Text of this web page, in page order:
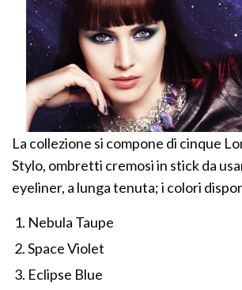
La collezione si compone di cinque
Stylo, ombretti cremosi in stick da
eyeliner, a lunga tenuta; i colori
Nebula Taupe
Space Violet
Eclipse Blue